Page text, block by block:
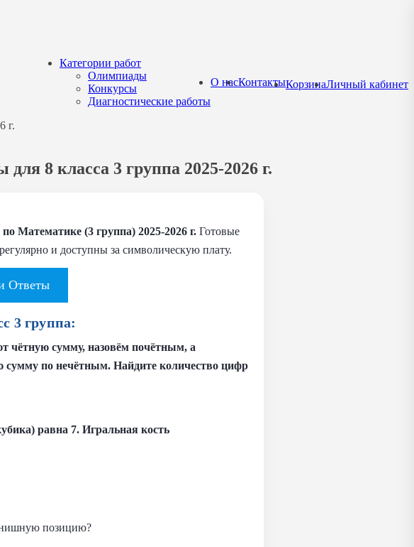
Категории работ
Олимпиады
Конкурсы
Диагностические работы
О насКонтактыКорзинаЛичный кабинет
г.
8 класса 3 группа 2025-2026 г.
Математике (3 группа) 2025-2026 г. Готовые
и доступны за символическую плату.
Ответы
3 группа:
чётную сумму, назовём почётным, а
сумму по нечётным. Найдите количество цифр
равна 7. Игральная кость
позицию?